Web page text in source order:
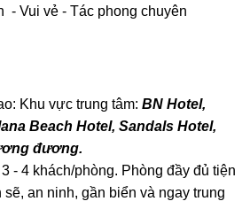
- Vui vẻ - Tác phong chuyên
Khu vực trung tâm: BN Hotel,
Beach Hotel, Sandals Hotel,
đương.
- 4 khách/phòng. Phòng đầy đủ tiện
sẽ, an ninh, gần biển và ngay trung